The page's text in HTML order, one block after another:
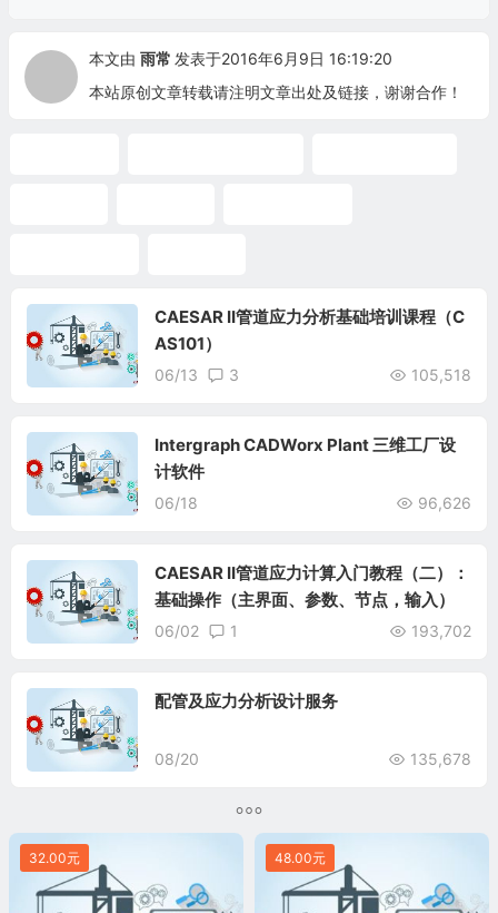
本文由 雨常 发表于2016年6月9日 16:19:20
本站原创文章转载请注明文章出处及链接，谢谢合作！
CAESAR II管道应力分析基础培训课程（C
AS101）
06/13 3 105,518
Intergraph CADWorx Plant 三维工厂设
计软件
06/18 96,626
CAESAR II管道应力计算入门教程（二）：
基础操作（主界面、参数、节点，输入）
06/02 1 193,702
配管及应力分析设计服务
08/20 135,678
32.00元 48.00元